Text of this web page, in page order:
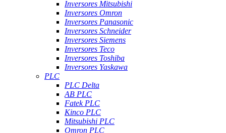
Inversores Mitsubishi
Inversores Omron
Inversores Panasonic
Inversores Schneider
Inversores Siemens
Inversores Teco
Inversores Toshiba
Inversores Yaskawa
PLC
PLC Delta
AB PLC
Fatek PLC
Kinco PLC
Mitsubishi PLC
Omron PLC